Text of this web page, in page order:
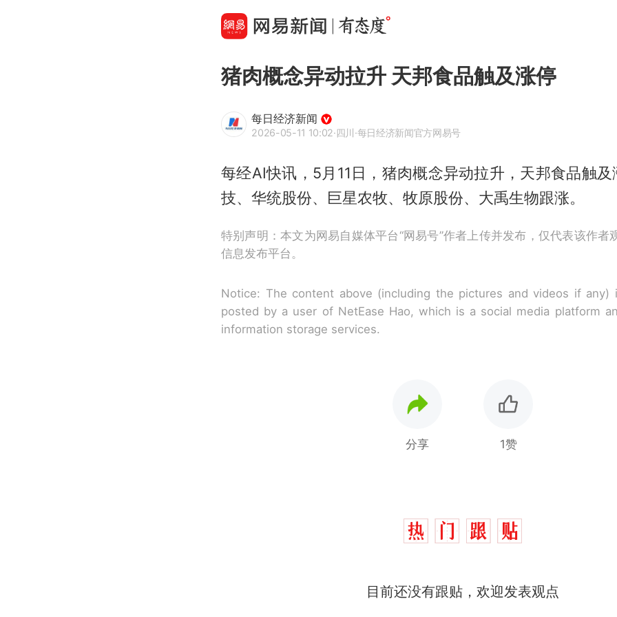
猪肉概念异动拉升 天邦食品触及涨停
每日经济新闻
2026-05-11 10:02·四川·每日经济新闻官方网易号
每经AI快讯，5月11日，猪肉概念异动拉升，天邦食品触
技、华统股份、巨星农牧、牧原股份、大禹生物跟涨。
特别声明：本文为网易自媒体平台“网易号”作者上传并发布，仅代表该作者
信息发布平台。
Notice: The content above (including the pictures and videos if any)
posted by a user of NetEase Hao, which is a social media platform
information storage services.
分享 1赞
目前还没有跟贴，欢迎发表观点
费大厨“全国小炒肉大王”称号，仅凭视频评出？中